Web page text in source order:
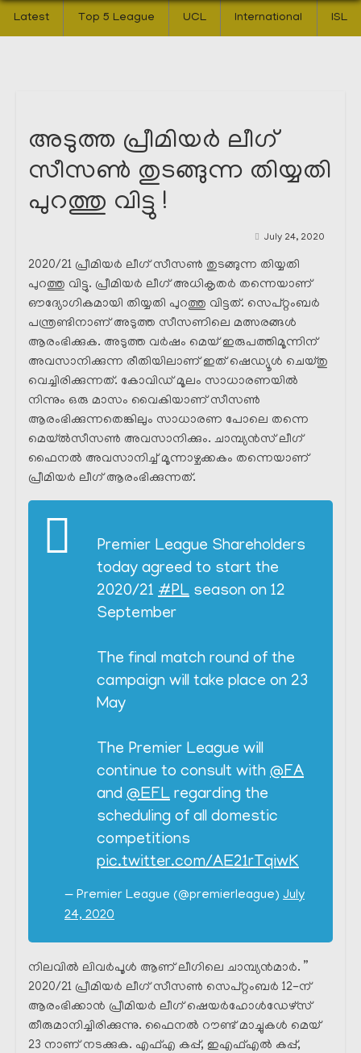
Latest Top 5 League UCL International ISL
അടുത്ത പ്രീമിയർ ലീഗ്
സീസൺ തുടങ്ങുന്ന തിയ്യതി
പുറത്തു വിട്ടു !
July 24, 2020
2020/21 പ്രീമിയർ ലീഗ് സീസൺ തുടങ്ങുന്ന തിയ്യതി
പുറത്തു വിട്ടു. പ്രീമിയർ ലീഗ് അധികൃതർ തന്നെയാണ്
ഔദ്യോഗികമായി തിയ്യതി പുറത്തു വിട്ടത്. സെപ്റ്റംബർ
പന്ത്രണ്ടിനാണ് അടുത്ത സീസണിലെ മത്സരങ്ങൾ
ആരംഭിക്കുക. അടുത്ത വർഷം മെയ് ഇരുപത്തിമൂന്നിന്
അവസാനിക്കുന്ന രീതിയിലാണ് ഇത് ഷെഡ്യൂൾ ചെയ്തു
വെച്ചിരിക്കുന്നത്. കോവിഡ് മൂലം സാധാരണയിൽ
നിന്നും ഒരു മാസം വൈകിയാണ് സീസൺ
ആരംഭിക്കുന്നതെങ്കിലും സാധാരണ പോലെ തന്നെ
മെയ്ൽസീസൺ അവസാനിക്കും. ചാമ്പ്യൻസ് ലീഗ്
ഫൈനൽ അവസാനിച്ച് മൂന്നാഴ്ചക്കകം തന്നെയാണ്
പ്രീമിയർ ലീഗ് ആരംഭിക്കുന്നത്.
Premier League Shareholders
today agreed to start the
2020/21 #PL season on 12
September
The final match round of the
campaign will take place on 23
May
The Premier League will
continue to consult with @FA
and @EFL regarding the
scheduling of all domestic
competitions
pic.twitter.com/AE21rTqiwK
— Premier League (@premierleague) July
24, 2020
നിലവിൽ ലിവർപൂൾ ആണ് ലീഗിലെ ചാമ്പ്യൻമാർ. ”
2020/21 പ്രീമിയർ ലീഗ് സീസൺ സെപ്റ്റംബർ 12-ന്
ആരംഭിക്കാൻ പ്രീമിയർ ലീഗ് ഷെയർഹോൾഡേഴ്സ്
തീരുമാനിച്ചിരിക്കുന്നു. ഫൈനൽ റൗണ്ട് മാച്ചുകൾ മെയ്
23 നാണ് നടക്കുക. എഫ്എ കപ്പ്, ഇഎഫ്എൽ കപ്പ്,